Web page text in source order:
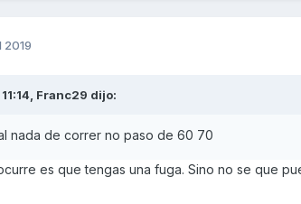
2019
Franc29 dijo:
nada de correr no paso de 60 70
es que tengas una fuga. Sino no se que